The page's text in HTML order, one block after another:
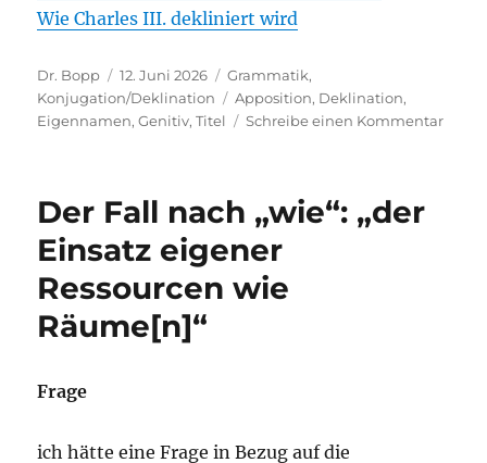
Wie Charles III. dekliniert wird
Autor
Dr. Bopp
Veröffentlicht
am
12. Juni 2026 Kategorien
Grammatik,
Konjugation/Deklination
Schlagwörter
Apposition, Deklination,
Eigennamen,Genitiv,Titel Schreibe einen Kommentarzu
Der Fall nach „wie“: „der
Einsatz eigener
Ressourcen wie
Räume[n]“
Frage
ich hätte eine Frage in Bezug auf die